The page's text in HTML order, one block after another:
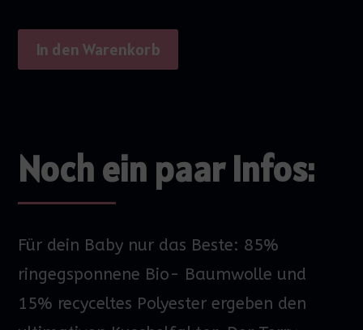
In den Warenkorb
Noch ein paar Infos:
Für dein Baby nur das Beste: 85%
ringegsponnene Bio- Baumwolle und
15% recyceltes Polyester ergeben den